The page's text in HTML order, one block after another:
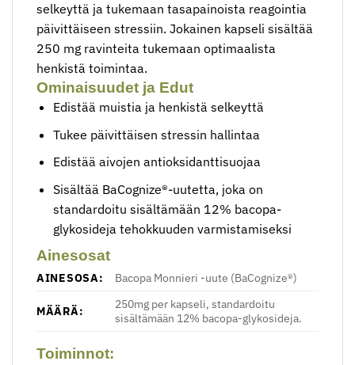
selkeyttä ja tukemaan tasapainoista reagointia
päivittäiseen stressiin. Jokainen kapseli sisältää
250 mg ravinteita tukemaan optimaalista
henkistä toimintaa.
Ominaisuudet ja Edut
Edistää muistia ja henkistä selkeyttä
Tukee päivittäisen stressin hallintaa
Edistää aivojen antioksidanttisuojaa
Sisältää BaCognize®-uutetta, joka on
standardoitu sisältämään 12% bacopa-
glykosideja tehokkuuden varmistamiseksi
Ainesosat
AINESOSA: Bacopa Monnieri -uute (BaCognize®)
MÄÄRÄ:
250mg per kapseli, standardoitu
sisältämään ​12% bacopa-glykosideja.
Toiminnot: